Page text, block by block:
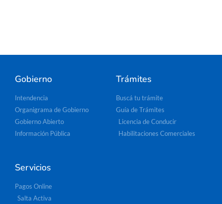
Gobierno
Intendencia
Organigrama de Gobierno
Gobierno Abierto
Información Pública
Trámites
Buscá tu trámite
Guía de Trámites
Licencia de Conducir
Habilitaciones Comerciales
Servicios
Pagos Online
Salta Activa